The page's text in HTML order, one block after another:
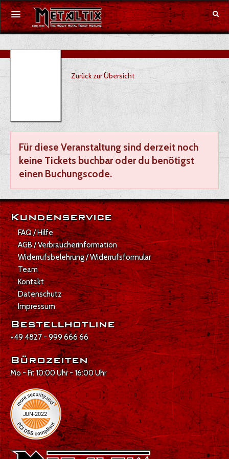
Konzerte
Festivals
Merchandise
DE
Anmelden
Zurück zur Übersicht
Für diese Veranstaltung sind derzeit noch
keine Tickets buchbar oder du benötigst
einen Buchungscode.
Kundenservice
FAQ / Hilfe
AGB / Verbraucherinformation
Widerrufsbelehrung / Widerrufsformular
Team
Kontakt
Datenschutz
Impressum
Bestellhotline
+49 4827 - 999 666 66
Bürozeiten
Mo - Fr: 10:00 Uhr - 16:00 Uhr